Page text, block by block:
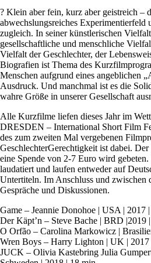
? Klein aber fein, kurz aber geistreich –
abwechslungsreiches Experimentierfeld
zugleich. In seiner künstlerischen
gesellschaftliche und menschliche
Vielfalt der Geschlechter, der
Biografien ist Thema des
Menschen aufgrund eines angeblichen
Ausdruck. Und manchmal ist es die
wahre Größe in unserer Gesellschaft
Alle Kurzfilme liefen dieses Jahr im
DRESDEN – International Short Film
des zum zweiten Mal vergebenen
GeschlechterGerechtigkeit ist dabei.
eine Spende von 2-7 Euro wird
laudatiert und laufen entweder auf
Untertiteln. Im Anschluss und zwischen
Gespräche und Diskussionen.
Game – Jeannie Donohoe | USA | 2017
Der Käpt’n – Steve Bache | BRD |2019
O Orfão – Carolina Markowicz |
Wren Boys – Harry Lighton | UK | 2017
JUCK – Olivia Kastebring Julia